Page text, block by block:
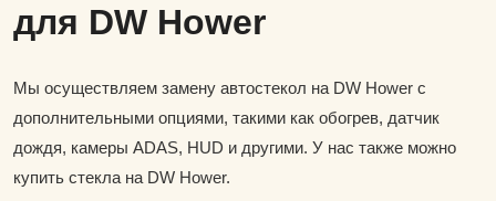
для DW Hower
Мы осуществляем замену автостекол на DW Hower с
дополнительными опциями, такими как обогрев, датчик
дождя, камеры ADAS, HUD и другими. У нас также можно
купить стекла на DW Hower.